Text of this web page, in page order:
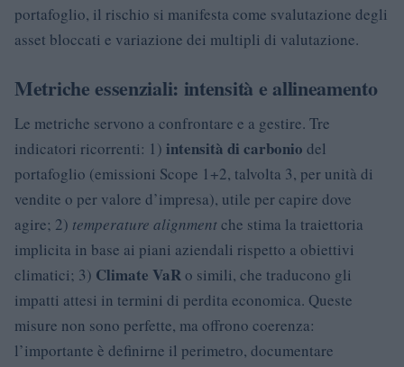
portafoglio, il rischio si manifesta come svalutazione degli
asset bloccati e variazione dei multipli di valutazione.
Metriche essenziali: intensità e allineamento
Le metriche servono a confrontare e a gestire. Tre
indicatori ricorrenti: 1) intensità di carbonio del
portafoglio (emissioni Scope 1+2, talvolta 3, per unità di
vendite o per valore d’impresa), utile per capire dove
agire; 2) temperature alignmentche stima la traiettoria
implicita in base ai piani aziendali rispetto a obiettivi
climatici; 3) Climate VaRo simili, che traducono gli
impatti attesi in termini di perdita economica. Queste
misure non sono perfette, ma offrono coerenza:
l’importante è definirne il perimetro, documentare